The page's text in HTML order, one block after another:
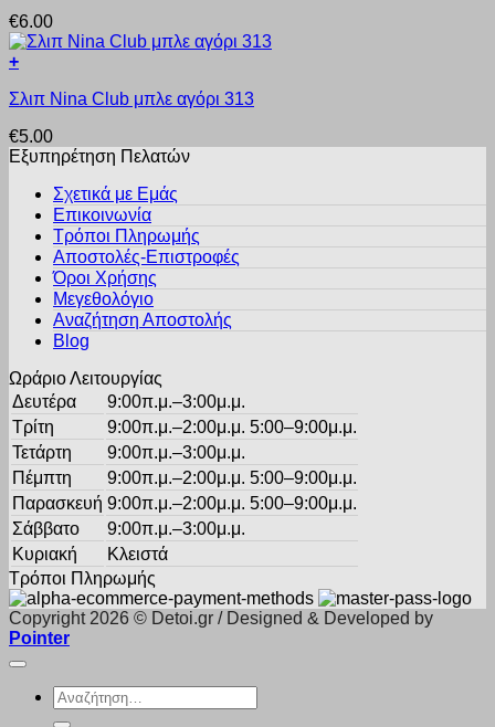
στη
σελίδα
του
προϊόντος
έχει
πολλαπλές
παραλλαγές.
επιλογές
να
επιλεγούν
σελίδα
προϊόντος
€6.00
+
το
έχει
πολλαπλές
επιλογές
μπορούν
επιλεγούν
σελίδα
Σλιπ Nina Club μπλε αγόρι 313
€5.00
Εξυπηρέτηση Πελατών
Σχετικά με Εμάς
Επικοινωνία
Τρόποι Πληρωμής
Αποστολές-Επιστροφές
Όροι Χρήσης
Μεγεθολόγιο
Αναζήτηση Αποστολής
Blog
Ωράριο Λειτουργίας
Δευτέρα
9:00π.μ.–3:00μ.μ.
Τρίτη
9:00π.μ.–2:00μ.μ. 5:00–9:00μ.μ.
Τετάρτη
9:00π.μ.–3:00μ.μ.
Πέμπτη
9:00π.μ.–2:00μ.μ. 5:00–9:00μ.μ.
Παρασκευή 9:00π.μ.–2:00μ.μ. 5:00–9:00μ.μ.
Σάββατο
9:00π.μ.–3:00μ.μ.
Κυριακή
Κλειστά
Τρόποι Πληρωμής
Copyright 2026 © Detoi.gr / Designed & Developed by
Pointer
Αναζήτηση
για: